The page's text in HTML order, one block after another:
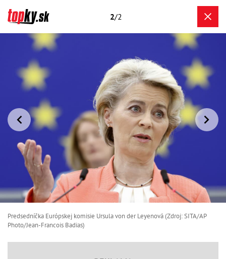
2/2
Predsedníčka Európskej komisie Ursula von der Leyenová (Zdroj: SITA/AP
Photo/Jean-Francois Badias)